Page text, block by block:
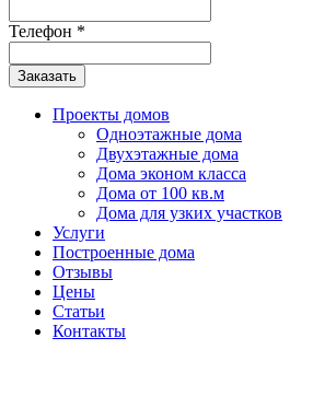
Телефон *
Заказать
Проекты домов
Одноэтажные дома
Двухэтажные дома
Дома эконом класса
Дома от 100 кв.м
Дома для узких участков
Услуги
Построенные дома
Отзывы
Цены
Статьи
Контакты